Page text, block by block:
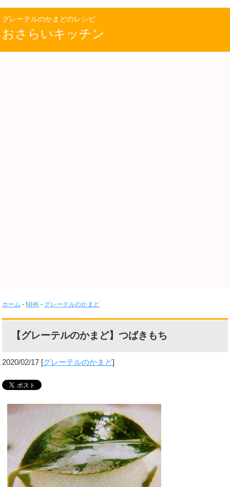
グレーテルのかまどのレシピ
おさらいキッチン
ホーム - NHK - グレーテルのかまど
【グレーテルのかまど】つばきもち
2020/02/17 [グレーテルのかまど]